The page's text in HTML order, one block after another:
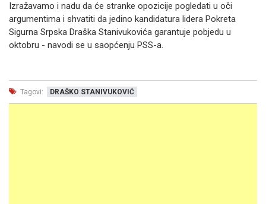
Izražavamo i nadu da će stranke opozicije pogledati u oči
argumentima i shvatiti da jedino kandidatura lidera Pokreta
Sigurna Srpska Draška Stanivukovića garantuje pobjedu u
oktobru - navodi se u saopćenju PSS-a.
Tagovi: DRAŠKO STANIVUKOVIĆ